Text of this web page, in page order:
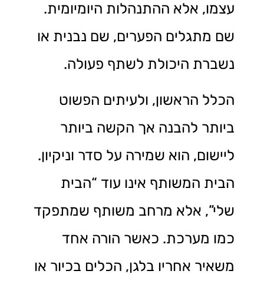
עצמו, אלא ההתנהלות היומיומית.
שם מתגלים הפערים, שם נבנית או
נשברת היכולת לשתף פעולה.
הכלל הראשון, ולעיתים הפשוט
ביותר להבנה אך הקשה ביותר
ליישום, הוא שמירה על סדר וניקיון.
הבית המשותף אינו עוד “הבית
שלי”, אלא מרחב משותף שמתפקד
כמו מערכת. כאשר הורה אחד
משאיר אחריו בלגן, הכלים בכיור או